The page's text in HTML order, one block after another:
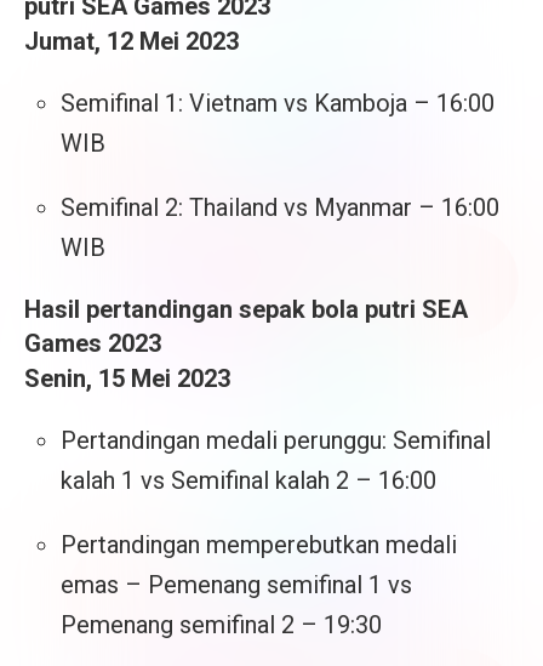
putri SEA Games 2023
Jumat, 12 Mei 2023
Semifinal 1: Vietnam vs Kamboja – 16:00
WIB
Semifinal 2: Thailand vs Myanmar – 16:00
WIB
Hasil pertandingan sepak bola putri SEA
Games 2023
Senin, 15 Mei 2023
Pertandingan medali perunggu: Semifinal
kalah 1 vs Semifinal kalah 2 – 16:00
Pertandingan memperebutkan medali
emas – Pemenang semifinal 1 vs
Pemenang semifinal 2 – 19:30